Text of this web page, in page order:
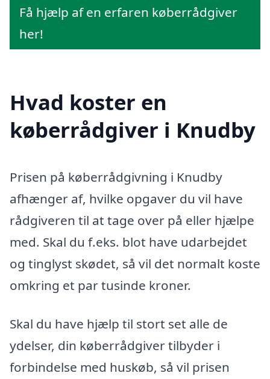
Få hjælp af en erfaren køberrådgiver
her!
Hvad koster en
køberrådgiver i Knudby
Prisen på køberrådgivning i Knudby
afhænger af, hvilke opgaver du vil have
rådgiveren til at tage over på eller hjælpe
med. Skal du f.eks. blot have udarbejdet
og tinglyst skødet, så vil det normalt koste
omkring et par tusinde kroner.
Skal du have hjælp til stort set alle de
ydelser, din køberrådgiver tilbyder i
forbindelse med huskøb, så vil prisen